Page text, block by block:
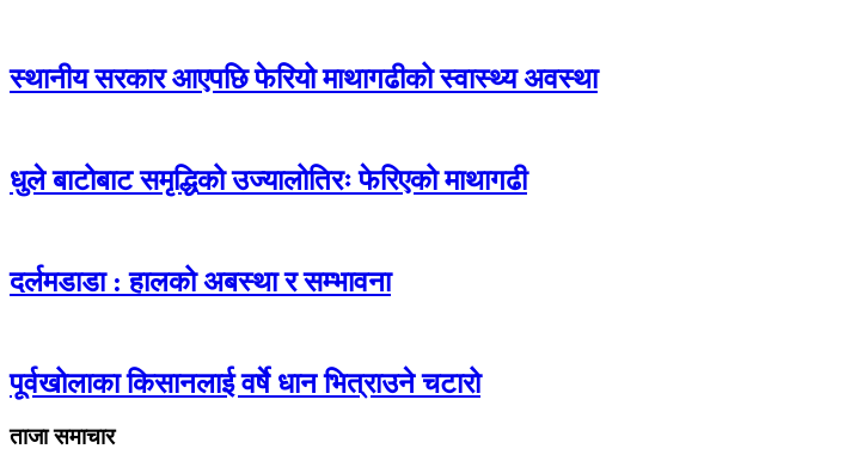
स्थानीय सरकार आएपछि फेरियो माथागढीको स्वास्थ्य अवस्था
धुले बाटोबाट समृद्धिको उज्यालोतिरः फेरिएको माथागढी
दर्लमडाडा : हालको अबस्था र सम्भावना
पूर्वखोलाका किसानलाई वर्षे धान भित्राउने चटारो
ताजा समाचार